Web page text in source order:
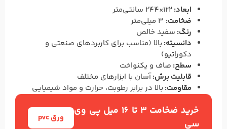
ابعاد:
ضخامت:
رنگ: سفید خالص
دانسیته: بالا (مناسب برای کاربردهای صنعتی و
دکوراتیو)
سطح: صاف و یکنواخت
قابلیت برش:آسان با ابزارهای مختلف
مقاومت: بالا در برابر رطوبت، حرارت و مواد شیمیایی
خرید ضخامت 3 تا 16 میل پی وی
سی
ورق pvc